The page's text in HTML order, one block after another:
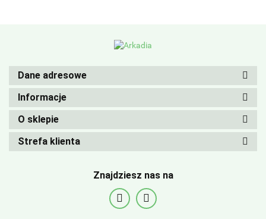
Dane adresowe
Informacje
O sklepie
Strefa klienta
Znajdziesz nas na